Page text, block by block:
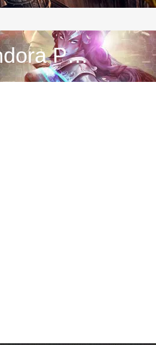
Голосование за сервер Andora PW | 1.5.1 | НОВОГОДНИЕ ПРАЗДНИКИ